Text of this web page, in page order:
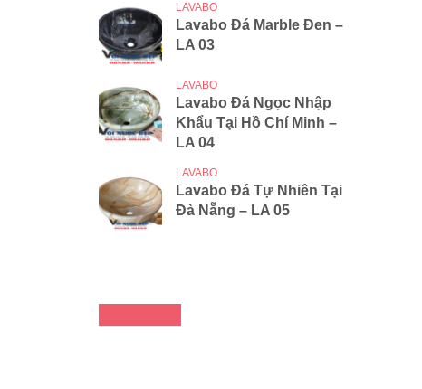
LAVABO
Lavabo Đá Marble Đen –
LA 03
LAVABO
Lavabo Đá Ngọc Nhập
Khẩu Tại Hồ Chí Minh –
LA 04
LAVABO
Lavabo Đá Tự Nhiên Tại
Đà Nẵng – LA 05